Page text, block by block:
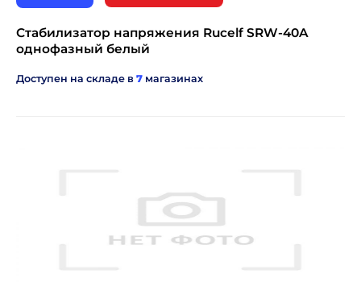
Стабилизатор напряжения Rucelf SRW-40A
однофазный белый
Доступен на складе в 7 магазинах